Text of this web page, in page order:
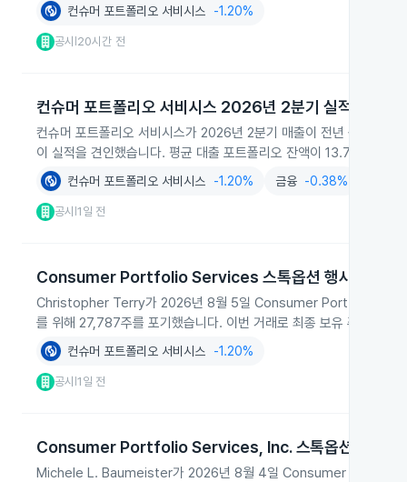
컨슈머 포트폴리오 서비시스 -1.20%
공시 20시간 전
컨슈머 포트폴리오 서비시스 2026년 2분기 실적
컨슈머 포트폴리오 서비시스가 2026년 2분기 매출이 전년 동기 대
이 실적을 견인했습니다. 평균 대출 포트폴리오 잔액이 13.7% 늘어
컨슈머 포트폴리오 서비시스 -1.20% 금융 -0.38%
공시 |1일 전
Consumer Portfolio Services 스톡옵션 행사와 보유
Christopher Terry가 2026년 8월 5일 Consumer Portfolio
를 위해 27,787주를 포기했습니다. 이번 거래로 최종 보유 주식 수는
컨슈머 포트폴리오 서비시스 -1.20%
공시 |1일 전
Consumer Portfolio Services, Inc. 스톡옵션 행사와
Michele L. Baumeister가 2026년 8월 4일 Consumer Portfolio